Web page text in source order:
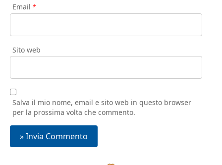
Email *
Sito web
Salva il mio nome, email e sito web in questo browser
per la prossima volta che commento.